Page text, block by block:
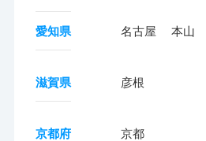
愛知県 名古屋 本山
滋賀県 彦根
京都府 京都